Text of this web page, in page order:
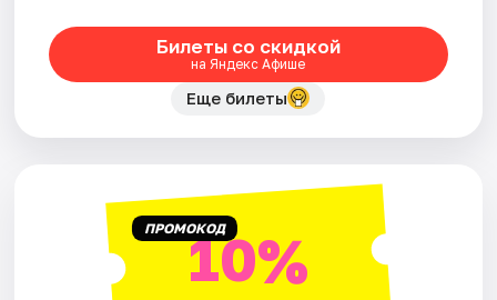
Билеты со скидкой
на Яндекс Афише
Еще билеты
ПРОМОКОД10%